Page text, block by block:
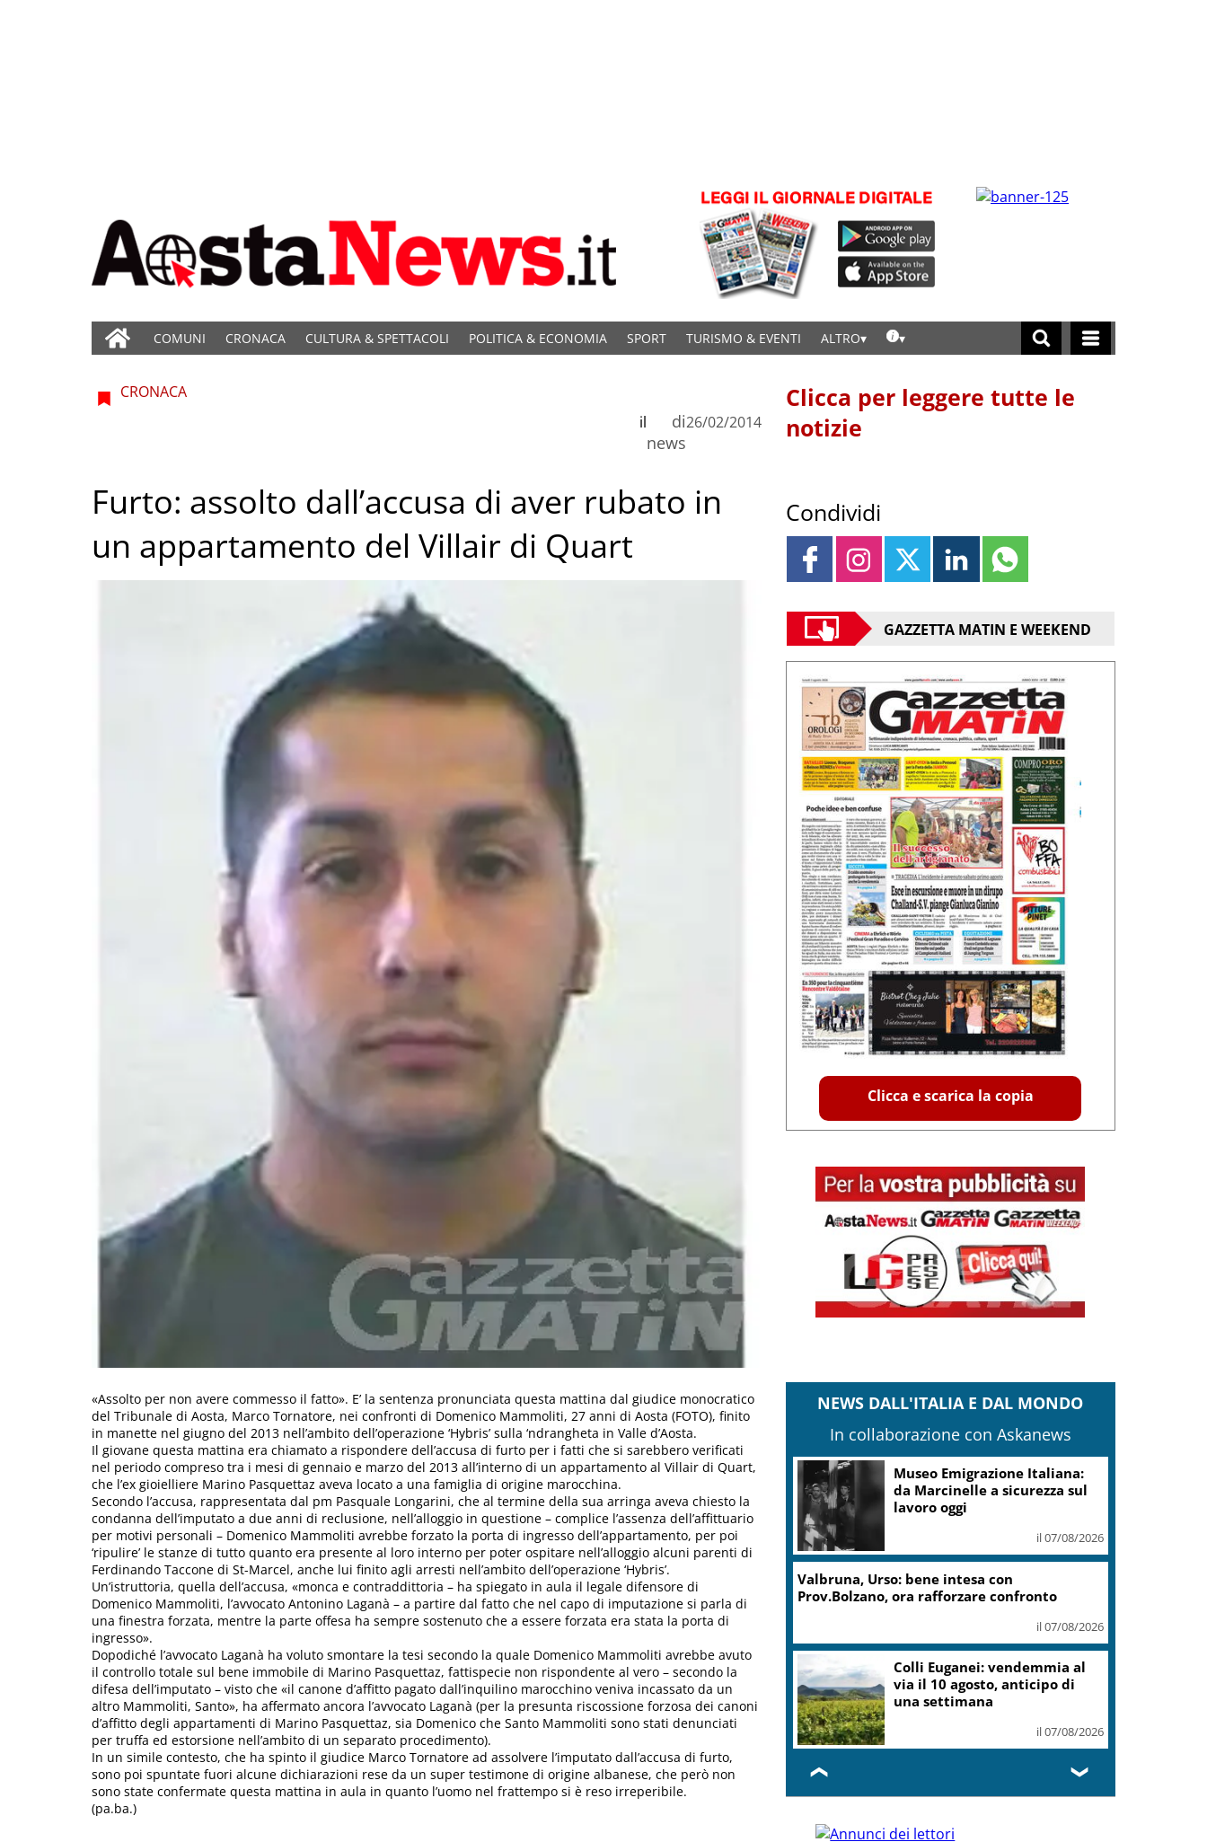
COMUNI CRONACA CULTURA & SPETTACOLI POLITICA & ECONOMIA SPORT TURISMO & EVENTI ALTRO
CRONACA
di
news
il 26/02/2014
Furto: assolto dall’accusa di aver rubato in
un appartamento del Villair di Quart
«Assolto per non avere commesso il fatto». E’ la sentenza pronunciata questa mattina dal giudice monocratico
del Tribunale di Aosta, Marco Tornatore, nei confronti di Domenico Mammoliti, 27 anni di Aosta (FOTO), finito
in manette nel giugno del 2013 nell’ambito dell’operazione ‘Hybris’ sulla ‘ndrangheta in Valle d’Aosta.
Il giovane questa mattina era chiamato a rispondere dell’accusa di furto per i fatti che si sarebbero verificati
nel periodo compreso tra i mesi di gennaio e marzo del 2013 all’interno di un appartamento al Villair di Quart,
che l’ex gioielliere Marino Pasquettaz aveva locato a una famiglia di origine marocchina.
Secondo l’accusa, rappresentata dal pm Pasquale Longarini, che al termine della sua arringa aveva chiesto la
condanna dell’imputato a due anni di reclusione, nell’alloggio in questione – complice l’assenza dell’affittuario
per motivi personali – Domenico Mammoliti avrebbe forzato la porta di ingresso dell’appartamento, per poi
‘ripulire’ le stanze di tutto quanto era presente al loro interno per poter ospitare nell’alloggio alcuni parenti di
Ferdinando Taccone di St-Marcel, anche lui finito agli arresti nell’ambito dell’operazione ‘Hybris’.
Un’istruttoria, quella dell’accusa, «monca e contraddittoria – ha spiegato in aula il legale difensore di
Domenico Mammoliti, l’avvocato Antonino Laganà – a partire dal fatto che nel capo di imputazione si parla di
una finestra forzata, mentre la parte offesa ha sempre sostenuto che a essere forzata era stata la porta di
ingresso».
Dopodiché l’avvocato Laganà ha voluto smontare la tesi secondo la quale Domenico Mammoliti avrebbe avuto
il controllo totale sul bene immobile di Marino Pasquettaz, fattispecie non rispondente al vero – secondo la
difesa dell’imputato – visto che «il canone d’affitto pagato dall’inquilino marocchino veniva incassato da un
altro Mammoliti, Santo», ha affermato ancora l’avvocato Laganà (per la presunta riscossione forzosa dei canoni
d’affitto degli appartamenti di Marino Pasquettaz, sia Domenico che Santo Mammoliti sono stati denunciati
per truffa ed estorsione nell’ambito di un separato procedimento).
In un simile contesto, che ha spinto il giudice Marco Tornatore ad assolvere l’imputato dall’accusa di furto,
sono poi spuntate fuori alcune dichiarazioni rese da un super testimone di origine albanese, che però non
sono state confermate questa mattina in aula in quanto l’uomo nel frattempo si è reso irreperibile.
(pa.ba.)
Clicca per leggere tutte le
notizie
Condividi
GAZZETTA MATIN E WEEKEND
Clicca e scarica la copia
NEWS DALL'ITALIA E DAL MONDO
In collaborazione con Askanews
Museo Emigrazione Italiana:
da Marcinelle a sicurezza sul
lavoro oggi
il 07/08/2026
Valbruna, Urso: bene intesa con
Prov.Bolzano, ora rafforzare confronto
il 07/08/2026
Colli Euganei: vendemmia al
via il 10 agosto, anticipo di
una settimana
il 07/08/2026
❮ ❯